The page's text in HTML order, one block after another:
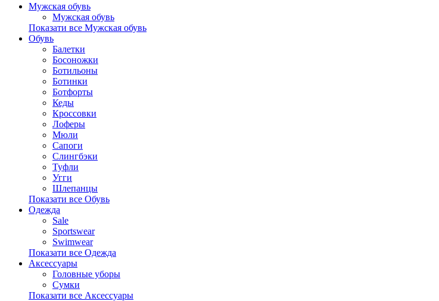
Мужская обувь
Мужская обувь
Показати все Мужская обувь
Обувь
Балетки
Босоножки
Ботильоны
Ботинки
Ботфорты
Кеды
Кроссовки
Лоферы
Мюли
Сапоги
Слингбэки
Туфли
Угги
Шлепанцы
Показати все Обувь
Одежда
Sale
Sportswear
Swimwear
Показати все Одежда
Аксессуары
Головные уборы
Сумки
Показати все Аксессуары